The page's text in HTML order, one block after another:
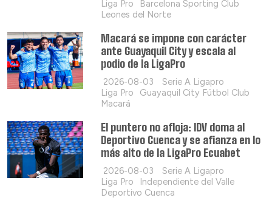
Liga Pro
Barcelona Sporting Club
Leones del Norte
Macará se impone con carácter
ante Guayaquil City y escala al
podio de la LigaPro
2026-08-03
Serie A Ligapro
Liga Pro
Guayaquil City Fútbol Club
Macará
El puntero no afloja: IDV doma al
Deportivo Cuenca y se afianza en lo
más alto de la LigaPro Ecuabet
2026-08-03
Serie A Ligapro
Liga Pro
Independiente del Valle
Deportivo Cuenca